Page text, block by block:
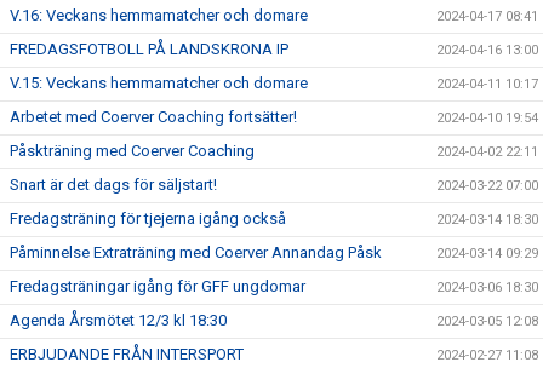
V.16: Veckans hemmamatcher och domare 2024-04-17 08:41
FREDAGSFOTBOLL PÅ LANDSKRONA IP 2024-04-16 13:00
V.15: Veckans hemmamatcher och domare 2024-04-11 10:17
Arbetet med Coerver Coaching fortsätter! 2024-04-10 19:54
Påskträning med Coerver Coaching 2024-04-02 22:11
Snart är det dags för säljstart! 2024-03-22 07:00
Fredagsträning för tjejerna igång också 2024-03-14 18:30
Påminnelse Extraträning med Coerver Annandag Påsk 2024-03-14 09:29
Fredagsträningar igång för GFF ungdomar 2024-03-06 18:30
Agenda Årsmötet 12/3 kl 18:30 2024-03-05 12:08
ERBJUDANDE FRÅN INTERSPORT 2024-02-27 11:08